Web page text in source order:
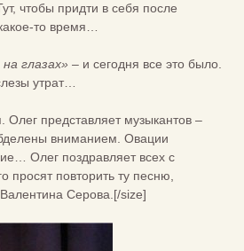
чтобы придти в себя после
то время…
глазах» – и сегодня все это было.
утрат…
Олег представляет музыкантов –
вниманием. Овации
Олег поздравляет всех с
просят повторить ту песню,
Серова.[/size]